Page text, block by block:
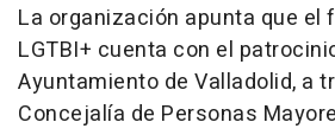
La organización apunta que el
LGTBI+ cuenta con el
Ayuntamiento de Valladolid, a
Concejalía de Personas